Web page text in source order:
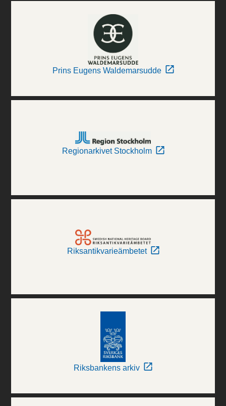
Prins Eugens Waldemarsudde
Regionarkivet Stockholm
Riksantikvarieämbetet
Riksbankens arkiv